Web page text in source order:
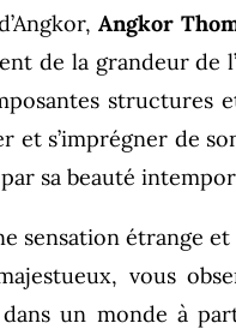
Angkor
de la grandeur de
structures
s’imprégner de
sa beauté
sensation étrange
vous
un monde à